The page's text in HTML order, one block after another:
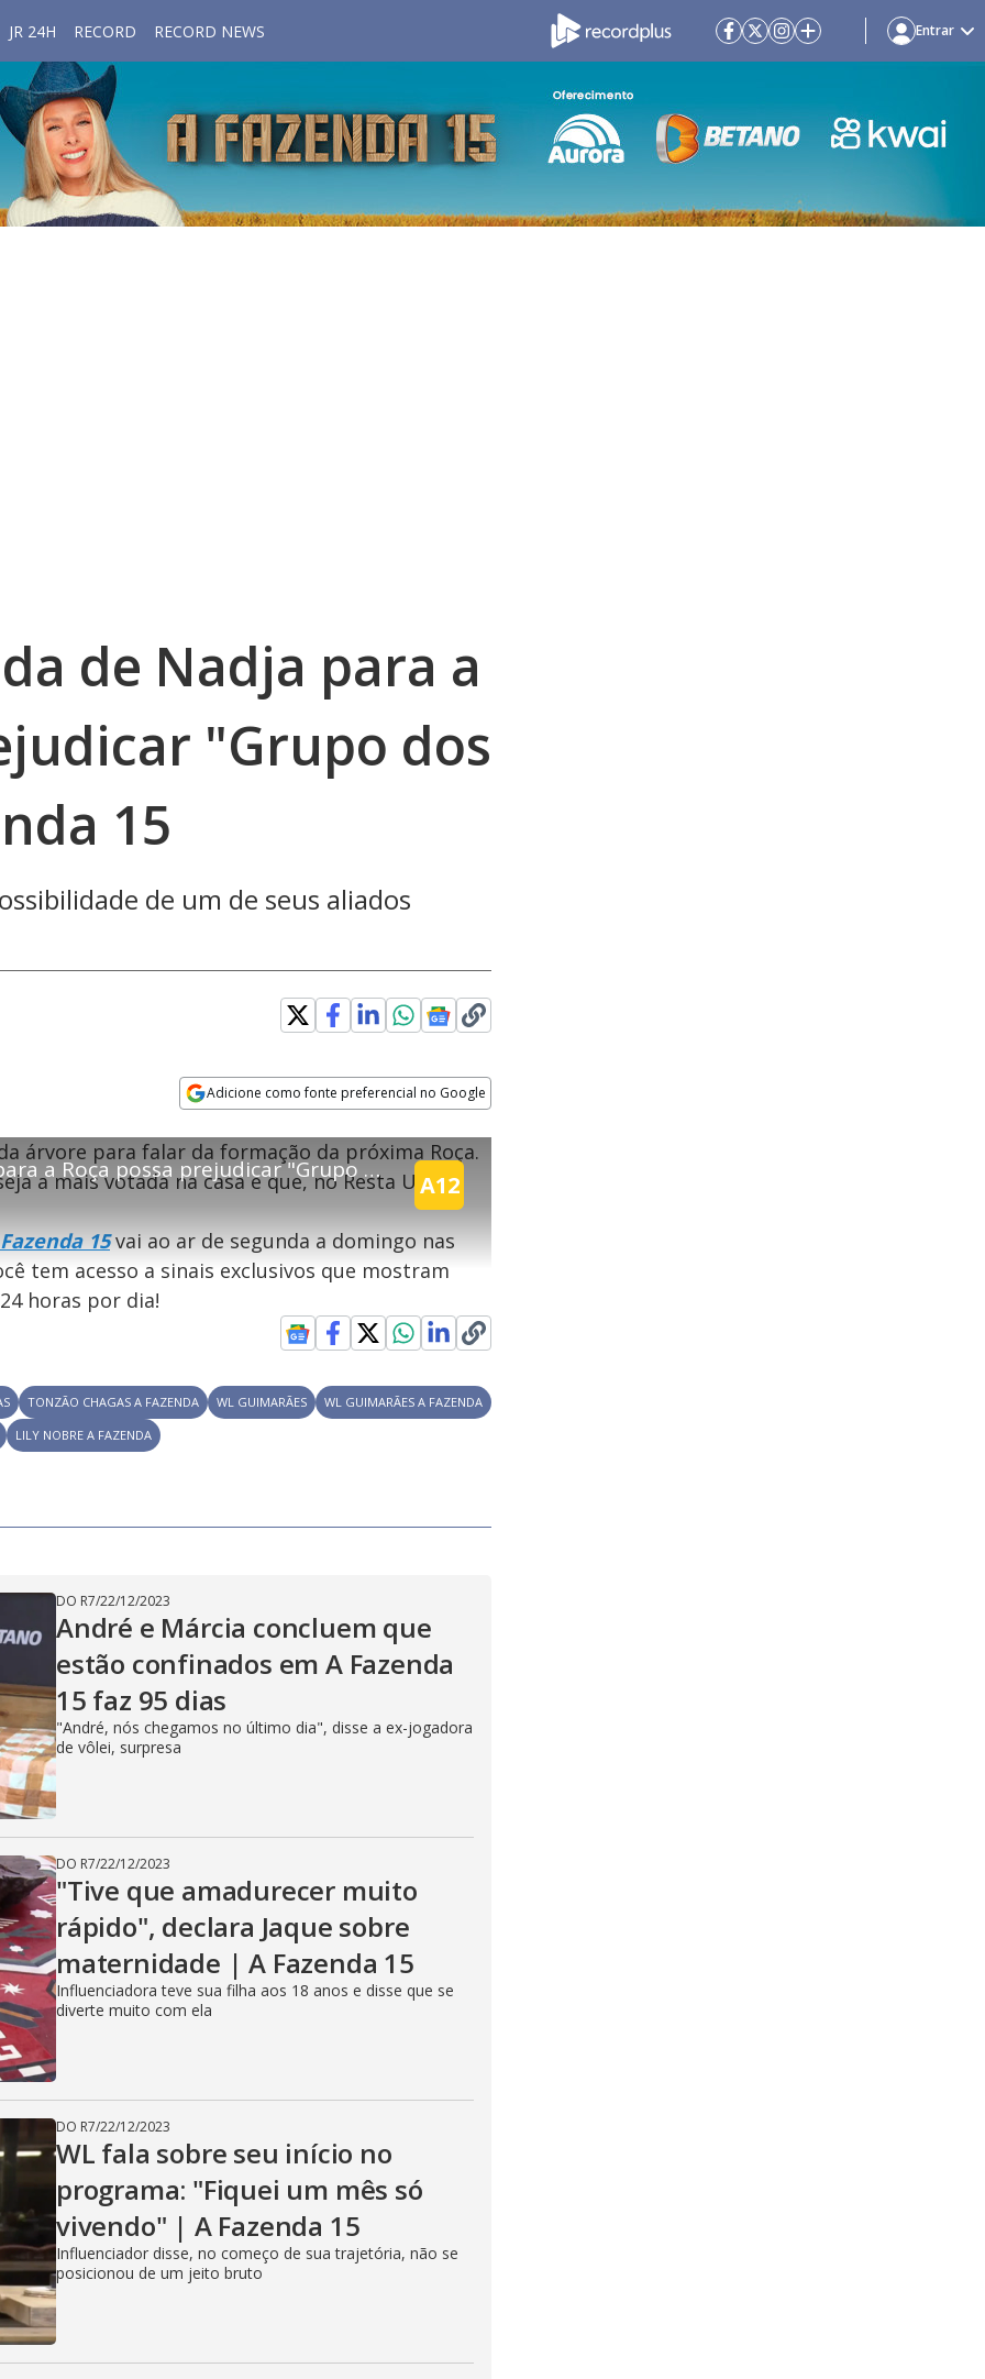
JR 24H RECORD RECORD NEWS Entrar
de Nadja para a
"Grupo dos
15
de um de seus aliados
Adicione como fonte preferencial no Google
Lily teme que ida de Nadja para a Roça possa prejudicar "Grupo dos Crias" | A Fazenda 15
A12
pelo seu browser
OK
o
d
a
D
i
Algo deu errado
recarregue a página.
Recarregar
árvore para falar da formação da próxima Roça.
a mais votada na casa e que, no Resta Um,
15vai ao ar de segunda a domingo nas
tem acesso a sinais exclusivos que mostram
horas por dia!
TONZÃO CHAGAS A FAZENDA WL GUIMARÃES
WL GUIMARÃES A FAZENDA
LILY NOBRE A FAZENDA
DO R7/22/12/2023
André e Márcia concluem que
estão confinados em A Fazenda
15 faz 95 dias
"André, nós chegamos no último dia", disse a ex-jogadora
de vôlei, surpresa
DO R7/22/12/2023
"Tive que amadurecer muito
rápido", declara Jaque sobre
maternidade | A Fazenda 15
Influenciadora teve sua filha aos 18 anos e disse que se
diverte muito com ela
DO R7/22/12/2023
WL fala sobre seu início no
programa: "Fiquei um mês só
vivendo" | A Fazenda 15
Influenciador disse, no começo de sua trajetória, não se
posicionou de um jeito bruto